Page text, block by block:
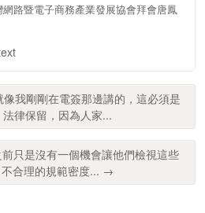
網路暨電子商務產業發展協會拜會唐鳳
我剛剛在電簽那邊講的，這必須是
法律保留，因為人家...
只是沒有一個機會讓他們檢視這些
不合理的規範密度... →